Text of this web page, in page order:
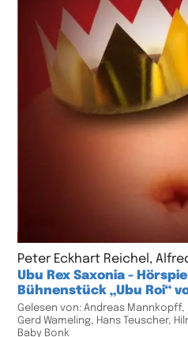
Peter Eckhart Reichel,
Ubu Rex Saxonia -
Bühnenstück „Ubu Roi“
Gelesen von: Andreas Mannkopff,
Gerd Wameling, Hans Teuscher,
Baby Bonk